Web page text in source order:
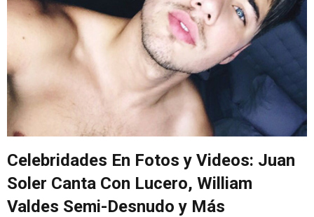
Celebridades En Fotos y Videos: Juan
Soler Canta Con Lucero, William
Valdes Semi-Desnudo y Más